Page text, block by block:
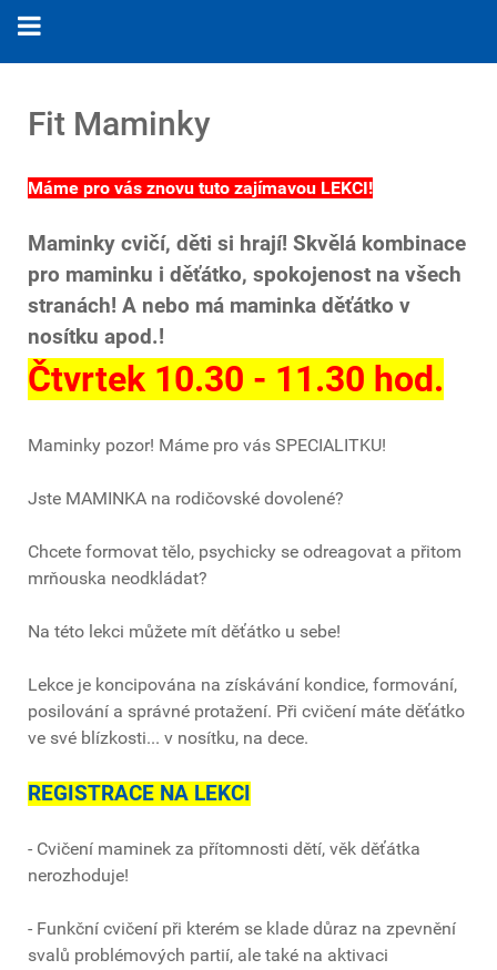
Fit Maminky
Máme pro vás znovu tuto zajímavou LEKCI!
Maminky cvičí, děti si hrají! Skvělá kombinace
pro maminku i děťátko, spokojenost na všech
stranách! A nebo má maminka děťátko v
nosítku apod.!
Čtvrtek 10.30 - 11.30 hod.
Maminky pozor! Máme pro vás SPECIALITKU!
Jste MAMINKA na rodičovské dovolené?
Chcete formovat tělo, psychicky se odreagovat a přitom
mrňouska neodkládat?
Na této lekci můžete mít děťátko u sebe!
Lekce je koncipována na získávání kondice, formování,
posilování a správné protažení. Při cvičení máte děťátko
ve své blízkosti... v nosítku, na dece.
REGISTRACE NA LEKCI
- Cvičení maminek za přítomnosti dětí, věk děťátka
nerozhoduje!
- Funkční cvičení při kterém se klade důraz na zpevnění
svalů problémových partií, ale také na aktivaci